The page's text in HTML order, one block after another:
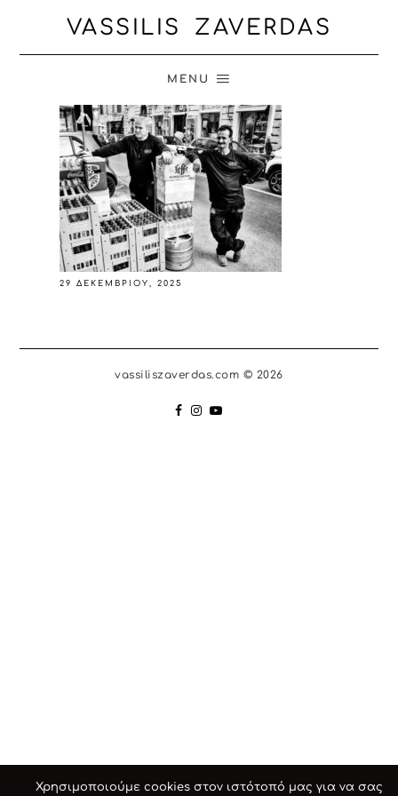
VASSILIS ZAVERDAS
MENU
29 ΔΕΚΕΜΒΡΊΟΥ, 2025
vassiliszaverdas.com © 2026
Χρησιμοποιούμε cookies στον ιστότοπό μας για να σας